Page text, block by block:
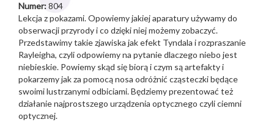
Numer:804
Lekcja z pokazami. Opowiemy jakiej aparatury używamy do
obserwacji przyrody i co dzięki niej możemy zobaczyć.
Przedstawimy takie zjawiska jak efekt Tyndala i rozpraszanie
Rayleigha, czyli odpowiemy na pytanie dlaczego niebo jest
niebieskie. Powiemy skąd się biorą i czym są artefakty i
pokarzemy jak za pomocą nosa odróżnić cząsteczki będące
swoimi lustrzanymi odbiciami. Będziemy prezentować też
działanie najprostszego urządzenia optycznego czyli ciemni
optycznej.